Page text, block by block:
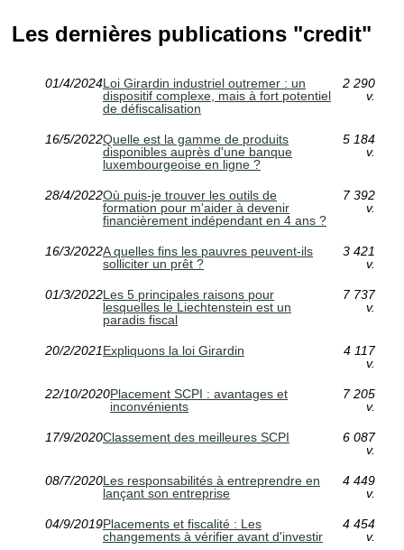
Les dernières publications "credit"
01/4/2024Loi Girardin industriel outremer : un
dispositif complexe, mais à fort potentiel
de défiscalisation
2 290
v.
16/5/2022Quelle est la gamme de produits
disponibles auprès d'une banque
luxembourgeoise en ligne ?
5 184
v.
28/4/2022Où puis-je trouver les outils de
formation pour m'aider à devenir
financièrement indépendant en 4 ans ?
7 392
v.
16/3/2022A quelles fins les pauvres peuvent-ils
solliciter un prêt ?
3 421
v.
01/3/2022Les 5 principales raisons pour
lesquelles le Liechtenstein est un
paradis fiscal
7 737
v.
20/2/2021Expliquons la loi Girardin
4 117
v.
22/10/2020Placement SCPI : avantages et
inconvénients
7 205
v.
17/9/2020Classement des meilleures SCPI
6 087
v.
08/7/2020Les responsabilités à entreprendre en
lançant son entreprise
4 449
v.
04/9/2019Placements et fiscalité : Les
changements à vérifier avant d'investir
4 454
v.